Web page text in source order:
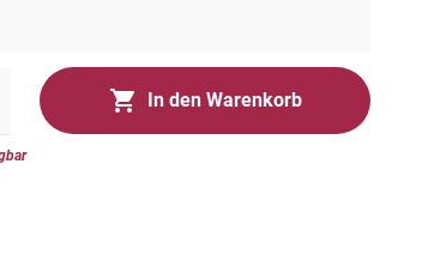
In den Warenkorb